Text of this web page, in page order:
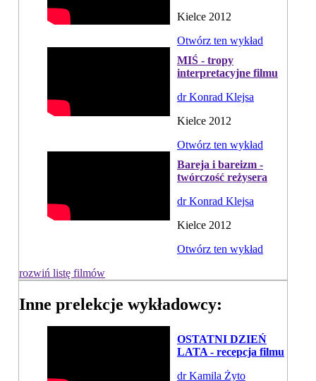
Kielce 2012
Otwórz ten wykład
MIŚ - tropy
interpretacyjne filmu
dr Konrad Klejsa
Kielce 2012
Otwórz ten wykład
Bareja i bareizm -
twórczość reżysera
dr Konrad Klejsa
Kielce 2012
Otwórz ten wykład
rozwiń listę filmów
Inne prelekcje wykładowcy:
OSTATNI DZIEŃ
LATA - recepcja filmu
dr Kamila Żyto